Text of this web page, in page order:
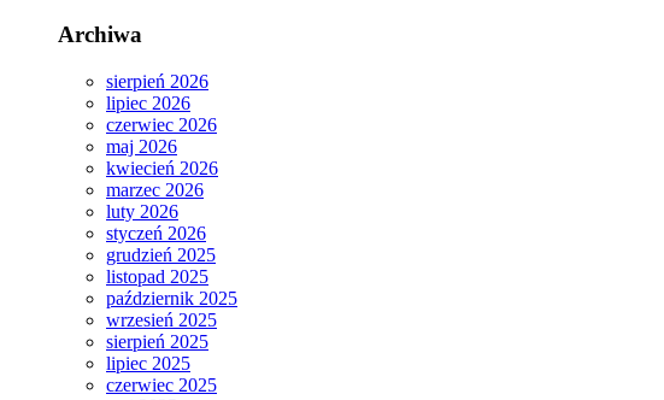
Archiwa
sierpień 2026
lipiec 2026
czerwiec 2026
maj 2026
kwiecień 2026
marzec 2026
luty 2026
styczeń 2026
grudzień 2025
listopad 2025
październik 2025
wrzesień 2025
sierpień 2025
lipiec 2025
czerwiec 2025